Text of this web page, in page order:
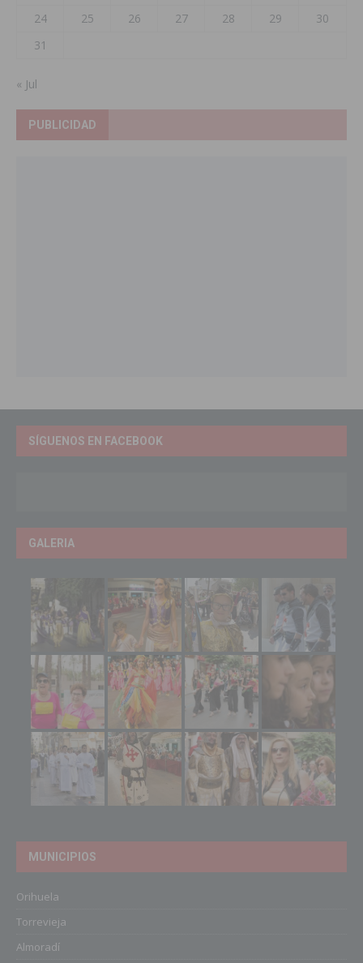
24
25 26 27 28 29
30
31
« Jul
PUBLICIDAD
SÍGUENOS EN FACEBOOK
GALERIA
MUNICIPIOS
Orihuela
Torrevieja
Almoradí